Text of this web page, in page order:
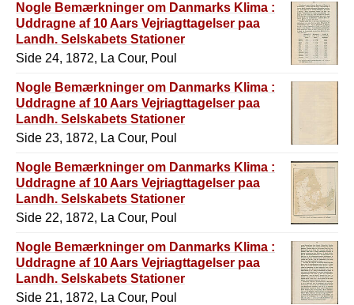
Nogle Bemærkninger om Danmarks Klima :
Uddragne af 10 Aars Vejriagttagelser paa
Landh. Selskabets Stationer
Side 24, 1872, La Cour, Poul
Nogle Bemærkninger om Danmarks Klima :
Uddragne af 10 Aars Vejriagttagelser paa
Landh. Selskabets Stationer
Side 23, 1872, La Cour, Poul
Nogle Bemærkninger om Danmarks Klima :
Uddragne af 10 Aars Vejriagttagelser paa
Landh. Selskabets Stationer
Side 22, 1872, La Cour, Poul
Nogle Bemærkninger om Danmarks Klima :
Uddragne af 10 Aars Vejriagttagelser paa
Landh. Selskabets Stationer
Side 21, 1872, La Cour, Poul